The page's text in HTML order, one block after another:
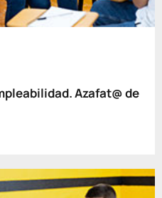
Azafat@ de